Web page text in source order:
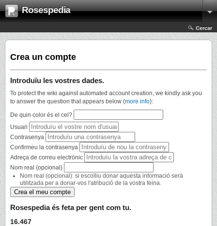
Rosespedia
Cercar
Crea un compte
Introduïu les vostres dades.
To protect the wiki against automated account creation, we kindly ask you
to answer the question that appears below (more info):
De quin color és el cel?
Usuari
Contrasenya
Confirmeu la contrasenya
Adreça de correu electrònic
Nom real (opcional)
Nom real (opcional): si escolliu donar aquesta informació serà
utilitzada per a donar-vos l'atribució de la vostra feina.
Rosespedia és feta per gent com tu.
16.467